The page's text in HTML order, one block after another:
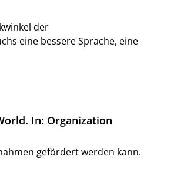
der
eine bessere Sprache, eine
In: Organization
gefördert werden kann.